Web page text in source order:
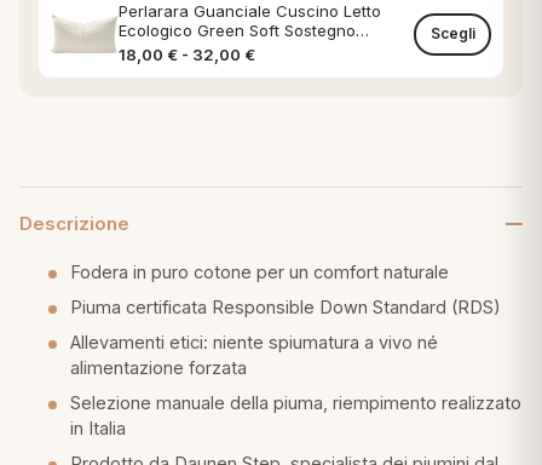
Perlarara Guanciale Cuscino Letto
Ecologico Green Soft Sostegno
Classico federa in Cotone Naturale
18,00 € - 32,00 €Fascia di prezzo: da 18,00 € a
Scegli
Descrizione
Fodera in puro cotone per un comfort naturale
Piuma certificata Responsible Down Standard (RDS)
Allevamenti etici: niente spiumatura a vivo né
alimentazione forzata
Selezione manuale della piuma, riempimento realizzato
in Italia